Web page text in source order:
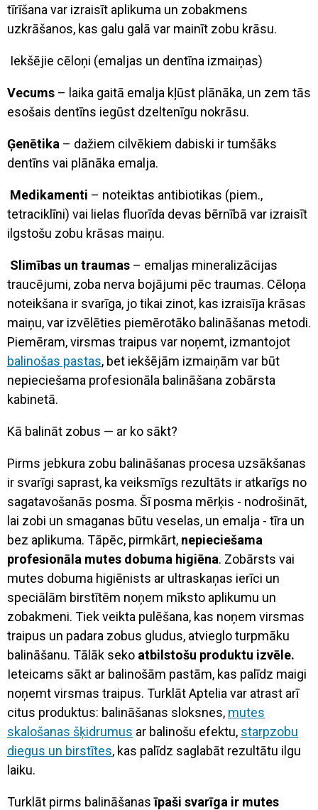
tīrīšana var izraisīt aplikuma un zobakmens
uzkrāšanos, kas galu galā var mainīt zobu krāsu.
Iekšējie cēloņi (emaljas un dentīna izmaiņas)
Vecums – laika gaitā emalja kļūst plānāka, un zem tās
esošais dentīns iegūst dzeltenīgu nokrāsu.
Ģenētika – dažiem cilvēkiem dabiski ir tumšāks
dentīns vai plānāka emalja.
Medikamenti – noteiktas antibiotikas (piem.,
tetraciklīni) vai lielas fluorīda devas bērnībā var izraisīt
ilgstošu zobu krāsas maiņu.
Slimības un traumas – emaljas mineralizācijas
traucējumi, zoba nerva bojājumi pēc traumas. Cēloņa
noteikšana ir svarīga, jo tikai zinot, kas izraisīja krāsas
maiņu, var izvēlēties piemērotāko balināšanas metodi.
Piemēram, virsmas traipus var noņemt, izmantojot
balinošas pastas, bet iekšējām izmaiņām var būt
nepieciešama profesionāla balināšana zobārsta
kabinetā.
Kā balināt zobus — ar ko sākt?
Pirms jebkura zobu balināšanas procesa uzsākšanas
ir svarīgi saprast, ka veiksmīgs rezultāts ir atkarīgs no
sagatavošanās posma. Šī posma mērķis - nodrošināt,
lai zobi un smaganas būtu veselas, un emalja - tīra un
bez aplikuma. Tāpēc, pirmkārt, nepieciešama
profesionāla mutes dobuma higiēna. Zobārsts vai
mutes dobuma higiēnists ar ultraskaņas ierīci un
speciālām birstītēm noņem mīksto aplikumu un
zobakmeni. Tiek veikta pulēšana, kas noņem virsmas
traipus un padara zobus gludus, atvieglo turpmāku
balināšanu. Tālāk seko atbilstošu produktu izvēle.
Ieteicams sākt ar balinošām pastām, kas palīdz maigi
noņemt virsmas traipus. Turklāt Aptelia var atrast arī
citus produktus: balināšanas sloksnes, mutes
skalošanas šķidrumus ar balinošu efektu, starpzobu
diegus un birstītes, kas palīdz saglabāt rezultātu ilgu
laiku.
Turklāt pirms balināšanasīpaši svarīga ir mutes